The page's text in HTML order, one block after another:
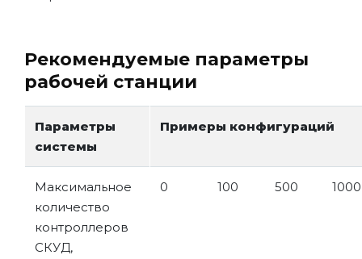
Рекомендуемые параметры
рабочей станции
Параметры
системы
Примеры конфигураций
Максимальное
количество
контроллеров
СКУД,
0 100 500 1000